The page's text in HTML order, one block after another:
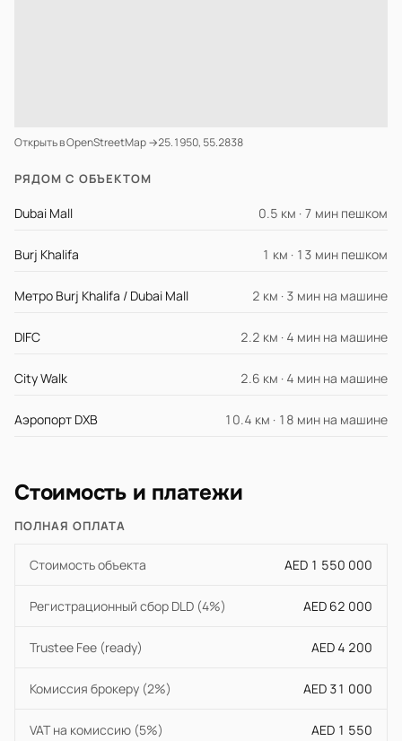
Открыть в OpenStreetMap →25.1950, 55.2838
РЯДОМ С ОБЪЕКТОМ
Dubai Mall 0.5 км · 7 мин пешком
Burj Khalifa 1 км · 13 мин пешком
Метро Burj Khalifa / Dubai Mall 2 км · 3 мин на машине
DIFC 2.2 км · 4 мин на машине
City Walk 2.6 км · 4 мин на машине
Аэропорт DXB 10.4 км · 18 мин на машине
Стоимость и платежи
ПОЛНАЯ ОПЛАТА
Стоимость объекта AED 1 550 000
Регистрационный сбор DLD (4%) AED 62 000
Trustee Fee (ready) AED 4 200
Комиссия брокеру (2%) AED 31 000
VAT на комиссию (5%) AED 1 550